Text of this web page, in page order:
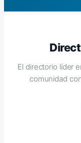
El directorio líder
comunidad